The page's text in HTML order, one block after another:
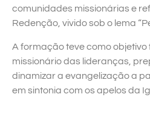
comunidades missionárias e
Redenção, vivido sob o lema
A formação teve como
missionário das lideranças,
dinamizar a evangelização a
em sintonia com os apelos da